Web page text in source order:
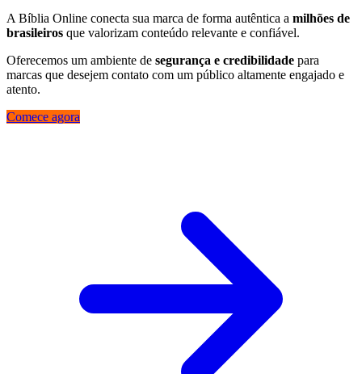
A Bíblia Online conecta sua marca de forma autêntica a milhões de
brasileiros que valorizam conteúdo relevante e confiável.
Oferecemos um ambiente de segurança e credibilidade para
marcas que desejem contato com um público altamente engajado e
atento.
Comece agora